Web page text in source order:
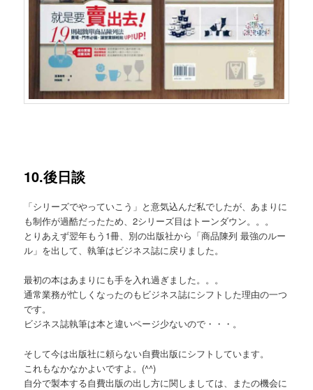
10.後日談
「シリーズでやっていこう」と意気込んだ私でしたが、あまりに
も制作が過酷だったため、2シリーズ目はトーンダウン。。。
とりあえず翌年もう1冊、別の出版社から「商品陳列 最強のルー
ル」を出して、執筆はビジネス誌に戻りました。
最初の本はあまりにも手を入れ過ぎました。。。
通常業務が忙しくなったのもビジネス誌にシフトした理由の一つ
です。
ビジネス誌執筆は本と違いページ少ないので・・・。
そして今は出版社に頼らない自費出版にシフトしています。
これもなかなかよいですよ。(^^)
自分で製本する自費出版の出し方に関しましては、またの機会に